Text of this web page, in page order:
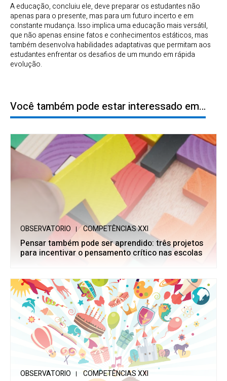
A educação, concluiu ele, deve preparar os estudantes não
apenas para o presente, mas para um futuro incerto e em
constante mudança. Isso implica uma educação mais versátil,
que não apenas ensine fatos e conhecimentos estáticos, mas
também desenvolva habilidades adaptativas que permitam aos
estudantes enfrentar os desafios de um mundo em rápida
evolução.
Você também pode estar interessado em…
OBSERVATORIO COMPETÊNCIAS XXI
Pensar também pode ser aprendido: três projetos
para incentivar o pensamento crítico nas escolas
OBSERVATORIO COMPETÊNCIAS XXI